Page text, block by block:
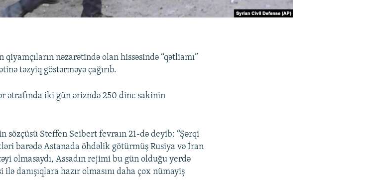
nəzarətində olan hissəsində “qətliamı”
təzyiq göstərməyə çağırıb.
ətrafında iki gün ərizndə 250 dinc sakinin
Steffen Seibert fevraın 21-də deyib: “Şərqi
barədə Astanada öhdəlik götürmüş Rusiya və İran
olmasaydı, Assadın rejimi bu gün olduğu yerdə
danışıqlara hazır olmasını daha çox nümayiş